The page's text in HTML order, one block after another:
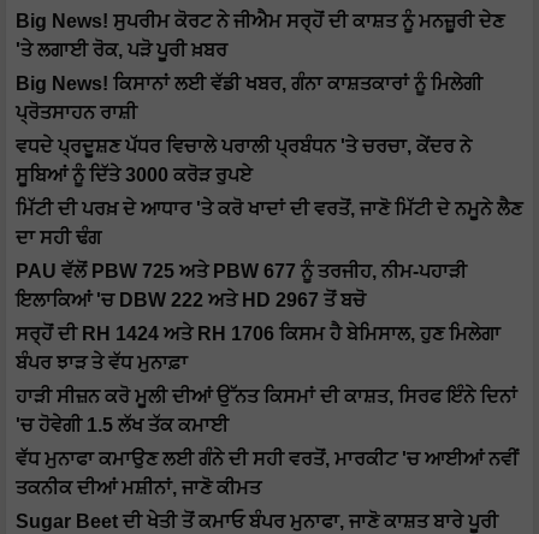
Big News! ਸੁਪਰੀਮ ਕੋਰਟ ਨੇ ਜੀਐਮ ਸਰ੍ਹੋਂ ਦੀ ਕਾਸ਼ਤ ਨੂੰ ਮਨਜ਼ੂਰੀ ਦੇਣ
'ਤੇ ਲਗਾਈ ਰੋਕ, ਪੜੋ ਪੂਰੀ ਖ਼ਬਰ
Big News! ਕਿਸਾਨਾਂ ਲਈ ਵੱਡੀ ਖਬਰ, ਗੰਨਾ ਕਾਸ਼ਤਕਾਰਾਂ ਨੂੰ ਮਿਲੇਗੀ
ਪ੍ਰੋਤਸਾਹਨ ਰਾਸ਼ੀ
ਵਧਦੇ ਪ੍ਰਦੂਸ਼ਣ ਪੱਧਰ ਵਿਚਾਲੇ ਪਰਾਲੀ ਪ੍ਰਬੰਧਨ 'ਤੇ ਚਰਚਾ, ਕੇਂਦਰ ਨੇ
ਸੂਬਿਆਂ ਨੂੰ ਦਿੱਤੇ 3000 ਕਰੋੜ ਰੁਪਏ
ਮਿੱਟੀ ਦੀ ਪਰਖ਼ ਦੇ ਆਧਾਰ 'ਤੇ ਕਰੋ ਖਾਦਾਂ ਦੀ ਵਰਤੋਂ, ਜਾਣੋ ਮਿੱਟੀ ਦੇ ਨਮੂਨੇ ਲੈਣ
ਦਾ ਸਹੀ ਢੰਗ
PAU ਵੱਲੋਂ PBW 725 ਅਤੇ PBW 677 ਨੂੰ ਤਰਜੀਹ, ਨੀਮ-ਪਹਾੜੀ
ਇਲਾਕਿਆਂ 'ਚ DBW 222 ਅਤੇ HD 2967 ਤੋਂ ਬਚੋ
ਸਰ੍ਹੋਂ ਦੀ RH 1424 ਅਤੇ RH 1706 ਕਿਸਮ ਹੈ ਬੇਮਿਸਾਲ, ਹੁਣ ਮਿਲੇਗਾ
ਬੰਪਰ ਝਾੜ ਤੇ ਵੱਧ ਮੁਨਾਫ਼ਾ
ਹਾੜੀ ਸੀਜ਼ਨ ਕਰੋ ਮੂਲੀ ਦੀਆਂ ਉੱਨਤ ਕਿਸਮਾਂ ਦੀ ਕਾਸ਼ਤ, ਸਿਰਫ ਇੰਨੇ ਦਿਨਾਂ
'ਚ ਹੋਵੇਗੀ 1.5 ਲੱਖ ਤੱਕ ਕਮਾਈ
ਵੱਧ ਮੁਨਾਫਾ ਕਮਾਉਣ ਲਈ ਗੰਨੇ ਦੀ ਸਹੀ ਵਰਤੋਂ, ਮਾਰਕੀਟ 'ਚ ਆਈਆਂ ਨਵੀਂ
ਤਕਨੀਕ ਦੀਆਂ ਮਸ਼ੀਨਾਂ, ਜਾਣੋ ਕੀਮਤ
Sugar Beet ਦੀ ਖੇਤੀ ਤੋਂ ਕਮਾਓ ਬੰਪਰ ਮੁਨਾਫਾ, ਜਾਣੋ ਕਾਸ਼ਤ ਬਾਰੇ ਪੂਰੀ